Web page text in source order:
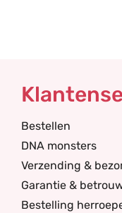
Bestellen
DNA monsters
Verzending &
Garantie &
Bestelling